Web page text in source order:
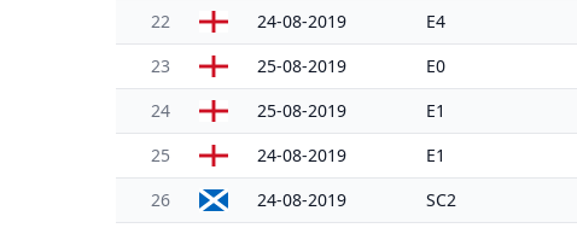
22 24-08-2019 E4
23 25-08-2019 E0
24 25-08-2019 E1
25 24-08-2019 E1
26 24-08-2019 SC2